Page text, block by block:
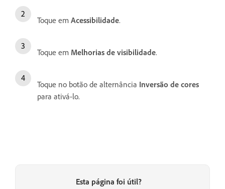
Toque em Acessibilidade.
Toque em Melhorias de visibilidade.
Toque no botão de alternância Inversão de cores
para ativá-lo.
Esta página foi útil?